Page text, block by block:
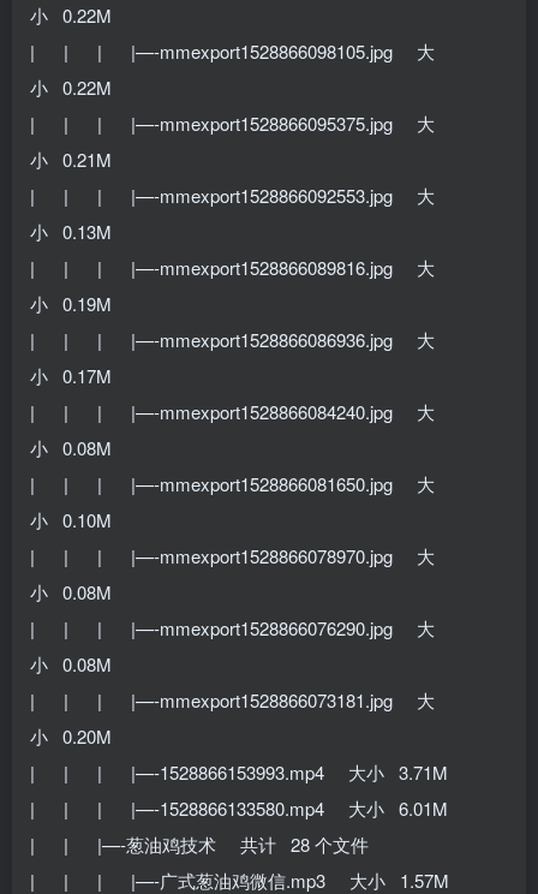
小 0.22M
| | | |—-mmexport1528866098105.jpg 大
小 0.22M
| | | |—-mmexport1528866095375.jpg 大
小 0.21M
| | | |—-mmexport1528866092553.jpg 大
小 0.13M
| | | |—-mmexport1528866089816.jpg 大
小 0.19M
| | | |—-mmexport1528866086936.jpg 大
小 0.17M
| | | |—-mmexport1528866084240.jpg 大
小 0.08M
| | | |—-mmexport1528866081650.jpg 大
小 0.10M
| | | |—-mmexport1528866078970.jpg 大
小 0.08M
| | | |—-mmexport1528866076290.jpg 大
小 0.08M
| | | |—-mmexport1528866073181.jpg 大
小 0.20M
| | | |—-1528866153993.mp4 大小 3.71M
| | | |—-1528866133580.mp4 大小 6.01M
| | |—-葱油鸡技术 共计 28 个文件
| | | |—-广式葱油鸡微信.mp3 大小 1.57M